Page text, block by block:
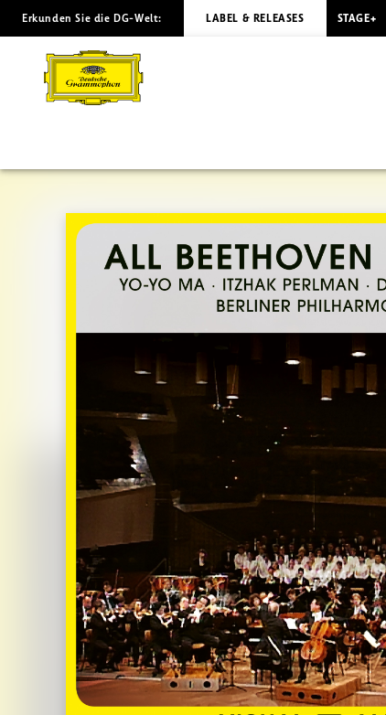
ALL
BEETHOVEN
Barenboim
Deutsche
Erkunden Sie die DG-Welt: LABEL & RELEASES STAGE+